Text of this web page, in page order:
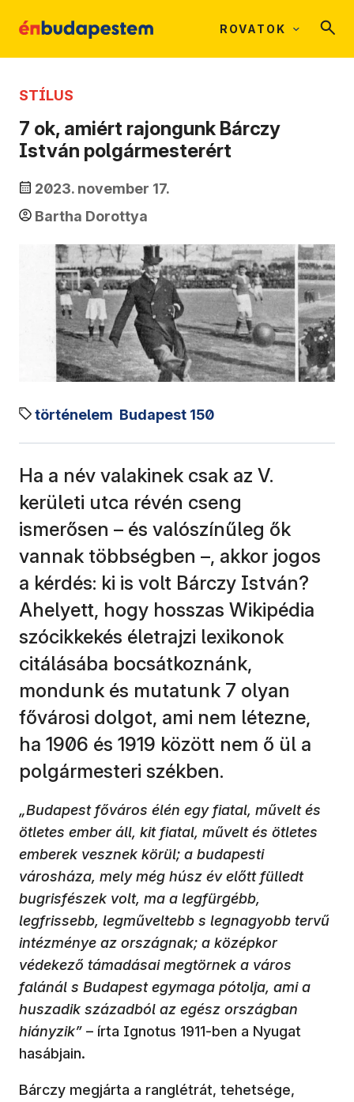
ROVATOK
STÍLUS
7 ok, amiért rajongunk Bárczy
István polgármesterért
2023. november 17.
Bartha Dorottya
történelem Budapest 150
Ha a név valakinek csak az V.
kerületi utca révén cseng
ismerősen – és valószínűleg ők
vannak többségben –, akkor jogos
a kérdés: ki is volt Bárczy István?
Ahelyett, hogy hosszas Wikipédia
szócikkekés életrajzi lexikonok
citálásába bocsátkoznánk,
mondunk és mutatunk 7 olyan
fővárosi dolgot, ami nem létezne,
ha 1906 és 1919 között nem ő ül a
polgármesteri székben.
„Budapest főváros élén egy fiatal, művelt és
ötletes ember áll, kit fiatal, művelt és ötletes
emberek vesznek körül; a budapesti
városháza, mely még húsz év előtt fülledt
bugrisfészek volt, ma a legfürgébb,
legfrissebb, legműveltebb s legnagyobb tervű
intézménye az országnak; a középkor
védekező támadásai megtörnek a város
falánál s Budapest egymaga pótolja, ami a
huszadik századból az egész országban
hiányzik” – írta Ignotus 1911-ben a Nyugat
hasábjain.
Bárczy megjárta a ranglétrát, tehetsége,